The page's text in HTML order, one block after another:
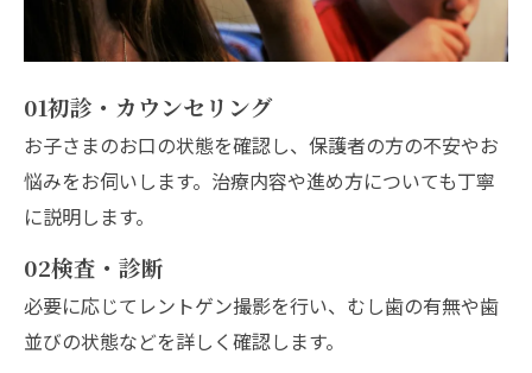
01初診・カウンセリング
お子さまのお口の状態を確認し、保護者の方の不安やお
悩みをお伺いします。治療内容や進め方についても丁寧
に説明します。
02検査・診断
必要に応じてレントゲン撮影を行い、むし歯の有無や歯
並びの状態などを詳しく確認します。